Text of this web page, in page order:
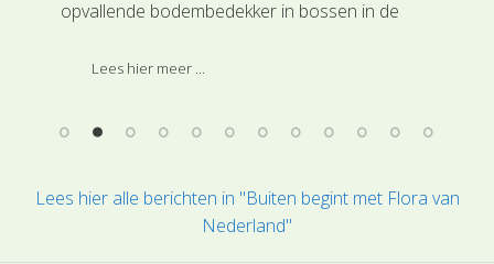
opvallende bodembedekker in bossen in de
Waddeneilanden. Deze varen is ingedeeld bij de
Lees hier meer ...
Lees hier alle berichten in "Buiten begint met Flora van
Nederland"